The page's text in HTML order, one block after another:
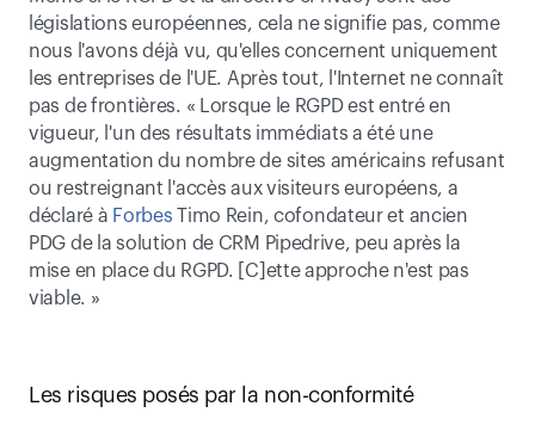
législations européennes, cela ne signifie pas, comme
nous l'avons déjà vu, qu'elles concernent uniquement
les entreprises de l'UE. Après tout, l'Internet ne connaît
pas de frontières. « Lorsque le RGPD est entré en
vigueur, l'un des résultats immédiats a été une
augmentation du nombre de sites américains refusant
ou restreignant l'accès aux visiteurs européens, a
déclaré à Forbes Timo Rein, cofondateur et ancien
PDG de la solution de CRM Pipedrive, peu après la
mise en place du RGPD. [C]ette approche n'est pas
viable. »
Les risques posés par la non-conformité